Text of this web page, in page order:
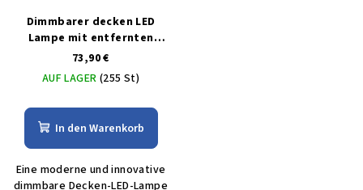
Dimmbarer decken LED
Lampe mit entfernten
bedienungem 50W
73,90 €
AUF LAGER (255 St)
In den Warenkorb
Eine moderne und innovative
dimmbare Decken-LED-Lampe